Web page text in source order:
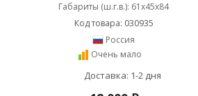
Габариты (ш.г.в.): 61x45x84
Код товара: 030935
Россия
Очень мало
Доставка: 1-2 дня